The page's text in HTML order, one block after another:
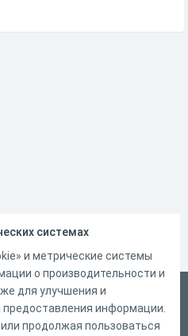
системах
и метрические системы
о производительности и
для улучшения и
информации.
продолжая пользоваться